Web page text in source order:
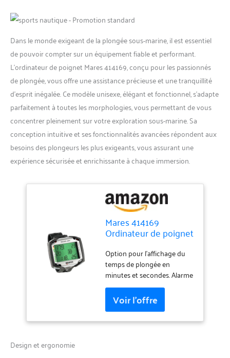
Dans le monde exigeant de la plongée sous-marine, il est essentiel
de pouvoir compter sur un équipement fiable et performant.
L’ordinateur de poignet Mares 414169, conçu pour les passionnés
de plongée, vous offre une assistance précieuse et une tranquillité
d’esprit inégalée. Ce modèle unisexe, élégant et fonctionnel, s’adapte
parfaitement à toutes les morphologies, vous permettant de vous
concentrer pleinement sur votre exploration sous-marine. Sa
conception intuitive et ses fonctionnalités avancées répondent aux
besoins des plongeurs les plus exigeants, vous assurant une
expérience sécurisée et enrichissante à chaque immersion.
Mares 414169
Ordinateur de poignet
unisexe pour adulte,
noir, taille unique
Option pour l'affichage du
temps de plongée en
minutes et secondes. Alarme
exponentiel. Fonction multi
mélange.
Design et ergonomie